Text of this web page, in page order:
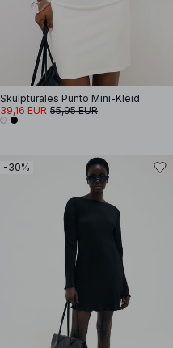
Skulpturales Punto Mini-Kleid
39,16 EUR 55,95 EUR
-30%